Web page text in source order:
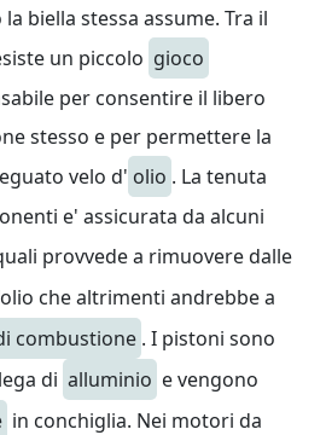
biella stessa assume. Tra il
un piccolo gioco
per consentire il libero
stesso e per permettere la
velo d' olio . La tenuta
e' assicurata da alcuni
provvede a rimuovere dalle
che altrimenti andrebbe a
combustione . I pistoni sono
di alluminio e vengono
in conchiglia. Nei motori da